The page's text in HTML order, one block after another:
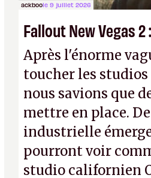
ackboole 9 juillet 2026
Fallout New Vegas
Après l'énorme
toucher les
nous savions que
mettre en place.
industrielle
pourront voir
studio californien